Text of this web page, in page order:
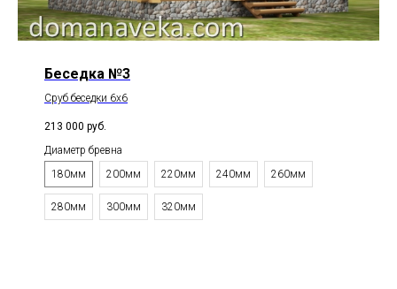
Беседка №3
Сруб беседки 6х6
213 000 руб.
Диаметр бревна
180мм
200мм 220мм 240мм 260мм
280мм 300мм 320мм